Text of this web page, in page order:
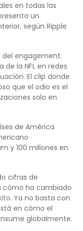
en todas las
un
según Ripple
del engagement.
de la NFL en redes
El clip donde
que el odio es el
solo en
de América
y 100 millones en
cifras de
cómo ha cambiado
Ya no basta con
en cómo el
globalmente.